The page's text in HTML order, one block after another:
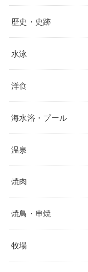
歴史・史跡
水泳
洋食
海水浴・プール
温泉
焼肉
焼鳥・串焼
牧場